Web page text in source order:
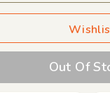
Out Of